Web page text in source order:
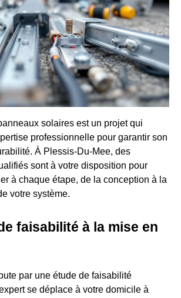
solaires est un projet qui
professionnelle pour garantir son
À Plessis-Du-Mee, des
sont à votre disposition pour
à chaque étape, de la conception à la
votre système.
faisabilité à la mise en
par une étude de faisabilité
se déplace à votre domicile à